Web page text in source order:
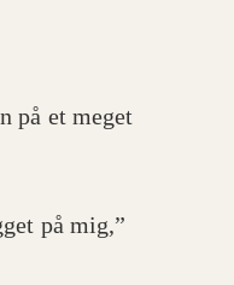
på et meget
på mig,”